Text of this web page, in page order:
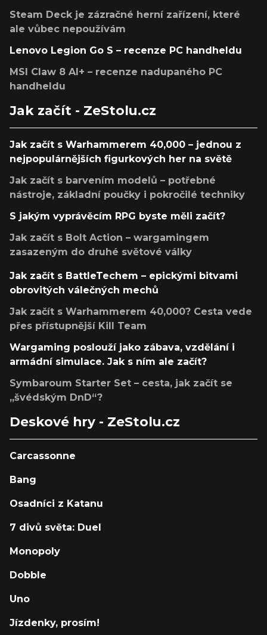
Steam Deck je zázračné herní zařízení, které
ale vůbec nepoužívám
Lenovo Legion Go S – recenze PC handheldu
MSI Claw 8 AI+ – recenze nadupaného PC
handheldu
Jak začít - ZeStolu.cz
Jak začít s Warhammerem 40,000 – jednou z
nejpopulárnějších figurkových her na světě
Jak začít s barvením modelů – potřebné
nástroje, základní poučky i pokročilé techniky
S jakým vyprávěcím RPG byste měli začít?
Jak začít s Bolt Action – wargamingem
zasazeným do druhé světové války
Jak začít s BattleTechem – epickými bitvami
obrovitých válečných mechů
Jak začít s Warhammerem 40,000? Cesta vede
přes přístupnější Kill Team
Wargaming poslouží jako zábava, vzdělání i
armádní simulace. Jak s ním ale začít?
Symbaroum Starter Set – cesta, jak začít se
„švédským DnD“?
Deskové hry - ZeStolu.cz
Carcassonne
Bang
Osadníci z Katanu
7 divů světa: Duel
Monopoly
Dobble
Uno
Jízdenky, prosím!